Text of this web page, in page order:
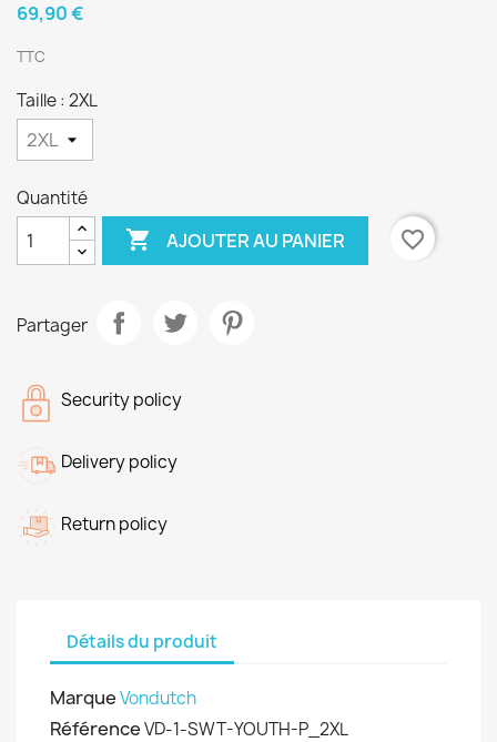
69,90 €
TTC
Taille : 2XL
Quantité
 AJOUTER AU PANIER favorite_border
Partager
Security policy
Delivery policy
Return policy
Détails du produit
MarqueVondutch
RéférenceVD-1-SWT-YOUTH-P_2XL